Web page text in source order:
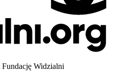
Widzialni